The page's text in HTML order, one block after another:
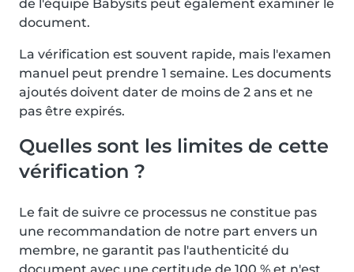
de l'équipe Babysits peut également examiner le
document.
La vérification est souvent rapide, mais l'examen
manuel peut prendre 1 semaine. Les documents
ajoutés doivent dater de moins de 2 ans et ne
pas être expirés.
Quelles sont les limites de cette
vérification ?
Le fait de suivre ce processus ne constitue pas
une recommandation de notre part envers un
membre, ne garantit pas l'authenticité du